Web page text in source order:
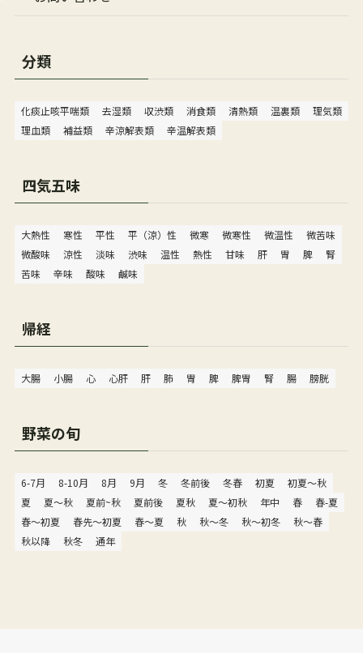
分類
化痰止咳平喘類 去湿類 収渋類 消食類 清熱類 温裏類
理気類
理血類
補益類 辛涼解表類 辛温解表類
四気五味
大熱性 寒性 平性 平（涼）性 微寒 微寒性 微温性
微苦味
微酸味
涼性 淡味 渋味 温性 熱性 甘味 肝 胃 脾
腎
苦味
辛味 酸味 鹹味
帰経
大腸 小腸 心 心肝 肝 肺 胃 脾 脾胃 腎 腸 膀胱
野菜の旬
6-7月 8-10月 8月 9月 冬 冬前後 冬春 初夏
初夏〜秋
夏
夏〜秋 夏前~秋 夏前後 夏秋 夏～初秋 年中 春
春-夏
春〜初夏
春先〜初夏 春～夏 秋 秋〜冬 秋〜初冬
秋〜春
秋以降
秋冬 通年